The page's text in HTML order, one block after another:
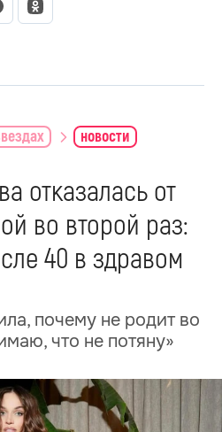
новости
отказалась от
во второй раз:
40 в здравом
почему не родит во
что не потяну»